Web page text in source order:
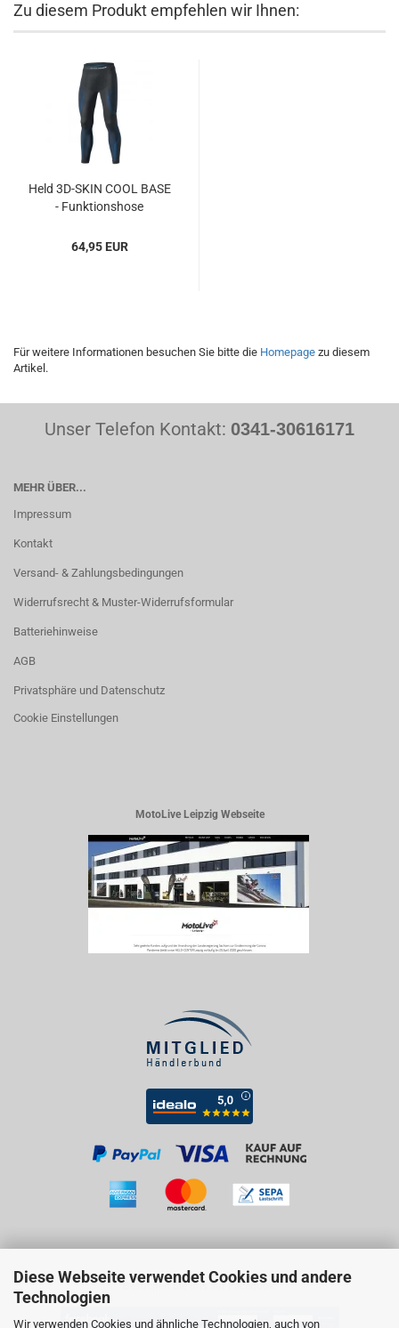
Diese Webseite verwendet Cookies und andere
Technologien
Wir verwenden Cookies und ähnliche Technologien, auch von
Zu diesem Produkt empfehlen wir Ihnen:
Held 3D-SKIN COOL BASE
- Funktionshose
64,95 EUR
Für weitere Informationen besuchen Sie bitte die Homepage zu diesem
Artikel.
Unser Telefon Kontakt: 0341-30616171
MEHR ÜBER...
Impressum
Kontakt
Versand- & Zahlungsbedingungen
Widerrufsrecht & Muster-Widerrufsformular
Batteriehinweise
AGB
Privatsphäre und Datenschutz
Cookie Einstellungen
MotoLive Leipzig Webseite
Besuchen Sie uns auf Facebook!